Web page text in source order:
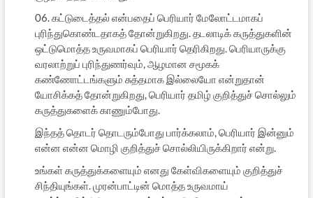
06. கட்டுடைத்தல் என்பதைப் பெரியார் மேலோட்டமாகப்
புரிந்துகொண்டதாகத் தோன்றுகிறது. தடலாடிக் கருத்துகளின்
ஒட்டுமொத்த உருவமாகப் பெரியார் தெரிகிறது. பெரியாருக்கு
வரலாற்றுப் புரிந்துணர்வும், ஆழமான சமூகக்
கண்ணோட்டங்களும் சுத்தமாக இல்லையோ என்றுதான்
யோசிக்கத் தோன்றுகிறது, பெரியார் தமிழ் குறித்துச் சொல்லும்
கருத்துகளைக் காணும்போது.
இந்தத் தொடர் தொடரும்போது பார்க்கலாம், பெரியார் இன்னும்
என்ன என்ன மொழி குறித்துச் சொல்லியிருக்கிறார் என்று.
உங்கள் கருத்துக்களையும் எனது கேள்விகளையும் குறித்துச்
சிந்தியுங்கள். முரன்பாட்டின் மொத்த உருவமாய்